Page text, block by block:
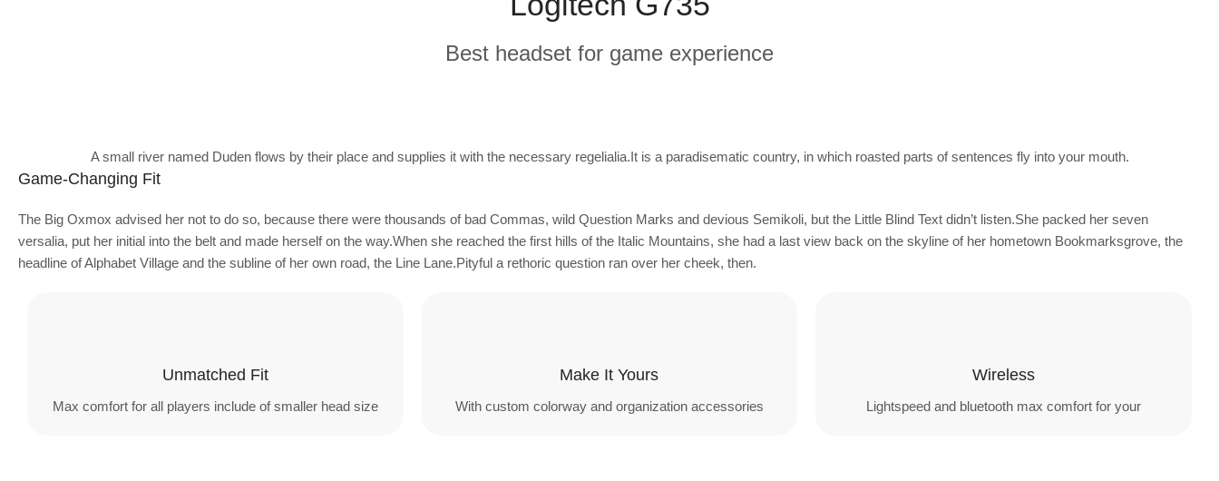
Best headset for game experience
A small river named Duden flows by their place and supplies it with the necessary regelialia.It is a paradisematic country, in which roasted parts of sentences fly into your mouth.
Game-Changing Fit
The Big Oxmox advised her not to do so, because there were thousands of bad Commas, wild Question Marks and devious Semikoli, but the Little Blind Text didn’t listen.She packed her seven
versalia, put her initial into the belt and made herself on the way.When she reached the first hills of the Italic Mountains, she had a last view back on the skyline of her hometown Bookmarksgrove, the
headline of Alphabet Village and the subline of her own road, the Line Lane.Pityful a rethoric question ran over her cheek, then.
Unmatched Fit
Max comfort for all players include of smaller head size
Make It Yours
With custom colorway and organization accessories
Wireless
Lightspeed and bluetooth max comfort for your